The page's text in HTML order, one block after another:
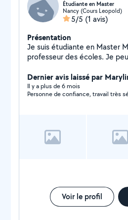
Étudiante en Master
Nancy (Cours Leopold)
5/5 (1 avis)
Présentation
Je suis étudiante en Master
professeur des écoles. Je
Dernier avis laissé par
Il y a plus de 6 mois
Personne de confiance, travail très
Voir le profil